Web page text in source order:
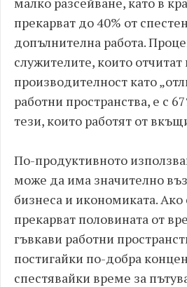
прекарват до 40% от
допълнителна работа.
служителите, които отчитат
производителност като
работни пространства, е с
тези, които работят от
По-продуктивното
може да има значително
бизнеса и икономиката. Ако
прекарват половината от
гъвкави работни
постигайки по-добра
спестявайки време за